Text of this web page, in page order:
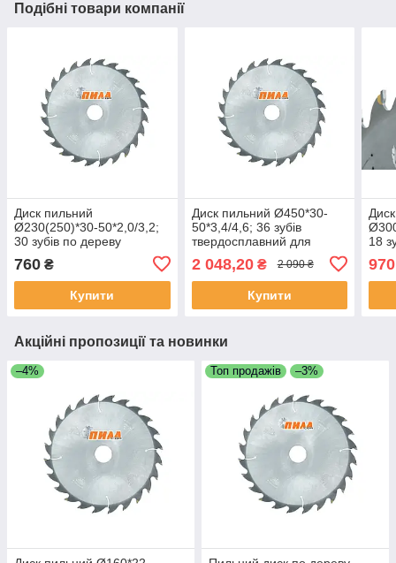
Подібні товари компанії
Диск пильний
Ø230(250)*30-50*2,0/3,2;
30 зубів по дереву
поздовжнього розпилу
760 ₴
Купити
Диск пильний Ø450*30-
50*3,4/4,6; 36 зубів
твердосплавний для
поздовжнього розпилу по
дереву
2 048,20₴ 2 090 ₴
Купити
18
970
Акційні пропозиції та новинки
–4% Топ продажів –3%